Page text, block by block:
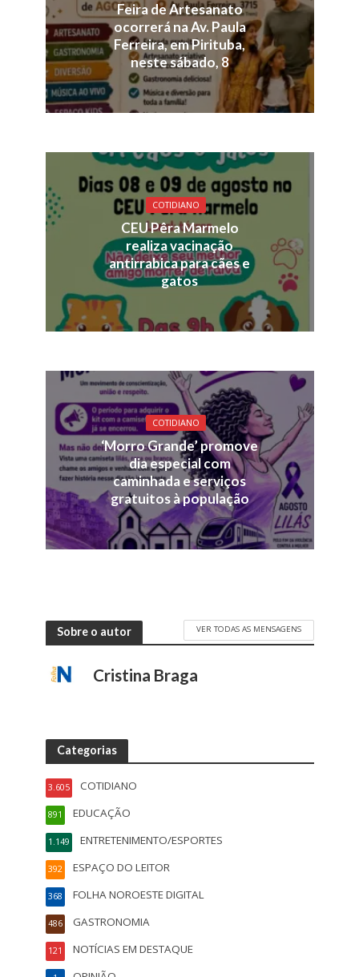
Feira de Artesanato
ocorrerá na Av. Paula
Ferreira, em Pirituba,
neste sábado, 8
COTIDIANO
CEU Pêra Marmelo
realiza vacinação
antirrabica para cães e
gatos
COTIDIANO
‘Morro Grande’ promove
dia especial com
caminhada e serviços
gratuitos à população
Sobre o autor VER TODAS AS MENSAGENS
Cristina Braga
Categorias
COTIDIANO
3.605
EDUCAÇÃO
891
ENTRETENIMENTO/ESPORTES
1.149
ESPAÇO DO LEITOR
392
FOLHA NOROESTE DIGITAL
368
GASTRONOMIA
486
NOTÍCIAS EM DESTAQUE
121